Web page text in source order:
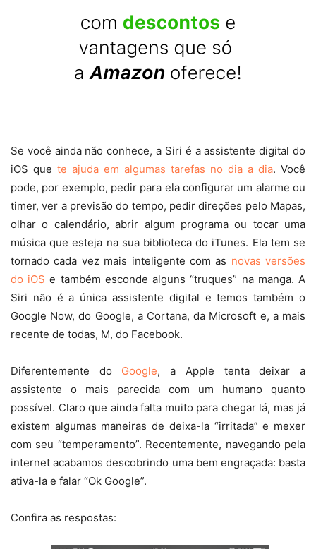
Se você ainda não conhece, a Siri é a assistente digital do
iOS que te ajuda em algumas tarefas no dia a dia. Você
pode, por exemplo, pedir para ela configurar um alarme ou
timer, ver a previsão do tempo, pedir direções pelo Mapas,
olhar o calendário, abrir algum programa ou tocar uma
música que esteja na sua biblioteca do iTunes. Ela tem se
tornado cada vez mais inteligente com as novas versões
do iOS e também esconde alguns “truques” na manga. A
Siri não é a única assistente digital e temos também o
Google Now, do Google, a Cortana, da Microsoft e, a mais
recente de todas, M, do Facebook.
Diferentemente do Google, a Apple tenta deixar a
assistente o mais parecida com um humano quanto
possível. Claro que ainda falta muito para chegar lá, mas já
existem algumas maneiras de deixa-la “irritada” e mexer
com seu “temperamento”. Recentemente, navegando pela
internet acabamos descobrindo uma bem engraçada: basta
ativa-la e falar “Ok Google”.
Confira as respostas: